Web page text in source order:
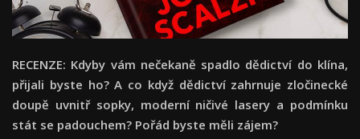
RECENZE: Kdyby vám nečekaně spadlo dědictví do klína,
přijali byste ho? A co když dědictví zahrnuje zločinecké
doupě uvnitř sopky, moderní ničivé lasery a podmínku
stát se padouchem? Pořád byste měli zájem?